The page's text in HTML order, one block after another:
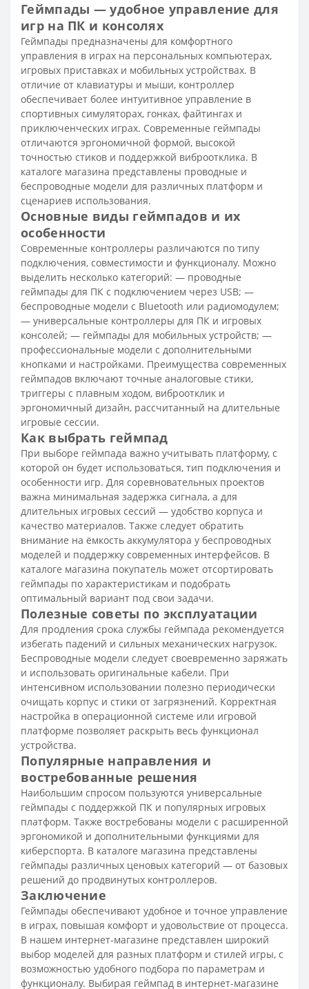
Геймпады — удобное управление для
игр на ПК и консолях
Геймпады предназначены для комфортного
управления в играх на персональных компьютерах,
игровых приставках и мобильных устройствах. В
отличие от клавиатуры и мыши, контроллер
обеспечивает более интуитивное управление в
спортивных симуляторах, гонках, файтингах и
приключенческих играх. Современные геймпады
отличаются эргономичной формой, высокой
точностью стиков и поддержкой виброотклика. В
каталоге магазина представлены проводные и
беспроводные модели для различных платформ и
сценариев использования.
Основные виды геймпадов и их
особенности
Современные контроллеры различаются по типу
подключения, совместимости и функционалу. Можно
выделить несколько категорий: — проводные
геймпады для ПК с подключением через USB; —
беспроводные модели с Bluetooth или радиомодулем;
— универсальные контроллеры для ПК и игровых
консолей; — геймпады для мобильных устройств; —
профессиональные модели с дополнительными
кнопками и настройками. Преимущества современных
геймпадов включают точные аналоговые стики,
триггеры с плавным ходом, виброотклик и
эргономичный дизайн, рассчитанный на длительные
игровые сессии.
Как выбрать геймпад
При выборе геймпада важно учитывать платформу, с
которой он будет использоваться, тип подключения и
особенности игр. Для соревновательных проектов
важна минимальная задержка сигнала, а для
длительных игровых сессий — удобство корпуса и
качество материалов. Также следует обратить
внимание на ёмкость аккумулятора у беспроводных
моделей и поддержку современных интерфейсов. В
каталоге магазина покупатель может отсортировать
геймпады по характеристикам и подобрать
оптимальный вариант под свои задачи.
Полезные советы по эксплуатации
Для продления срока службы геймпада рекомендуется
избегать падений и сильных механических нагрузок.
Беспроводные модели следует своевременно заряжать
и использовать оригинальные кабели. При
интенсивном использовании полезно периодически
очищать корпус и стики от загрязнений. Корректная
настройка в операционной системе или игровой
платформе позволяет раскрыть весь функционал
устройства.
Популярные направления и
востребованные решения
Наибольшим спросом пользуются универсальные
геймпады с поддержкой ПК и популярных игровых
платформ. Также востребованы модели с расширенной
эргономикой и дополнительными функциями для
киберспорта. В каталоге магазина представлены
геймпады различных ценовых категорий — от базовых
решений до продвинутых контроллеров.
Заключение
Геймпады обеспечивают удобное и точное управление
в играх, повышая комфорт и удовольствие от процесса.
В нашем интернет-магазине представлен широкий
выбор моделей для разных платформ и стилей игры, с
возможностью удобного подбора по параметрам и
функционалу. Выбирая геймпад в интернет-магазине